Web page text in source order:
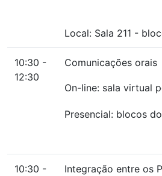
Local: Sala 211 -
10:30 -
12:30
Comunicações orais
On-line: sala virtual
Presencial: blocos
10:30 -
Integração entre os